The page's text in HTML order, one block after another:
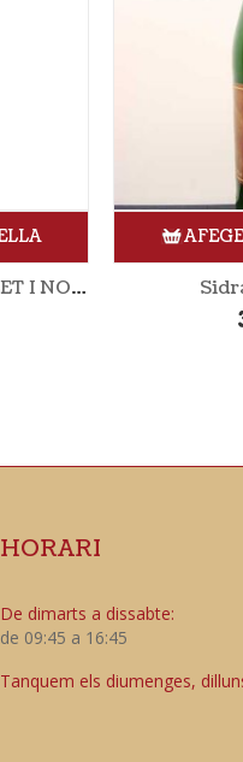
AFEGEIX A LA
Sidra 75cl
HORARI
De dimarts a dissabte:
de 09:45 a 16:45
Tanquem els diumenges,